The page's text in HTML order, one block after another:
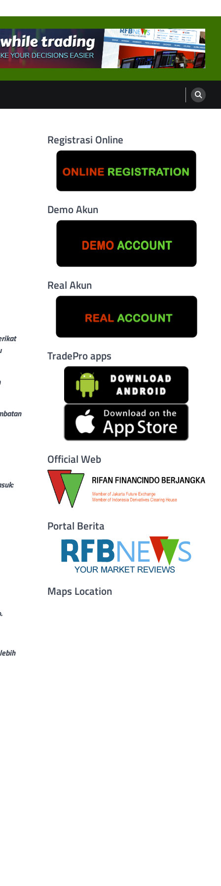
Registrasi Online
Demo Akun
Real Akun
TradePro apps
Official Web
Portal Berita
Maps Location